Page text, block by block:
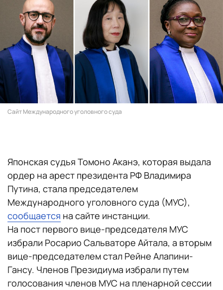
Сайт Международного уголовного суда
Японская судья Томоно Аканэ, которая выдала
ордер на арест президента РФ Владимира
Путина, стала председателем
Международного уголовного суда (МУС),
сообщается на сайте инстанции.
На пост первого вице-председателя МУС
избрали Росарио Сальваторе Айтала, а вторым
вице-председателем стал Рейне Алапини-
Гансу. Членов Президиума избрали путем
голосования членов МУС на пленарной сессии